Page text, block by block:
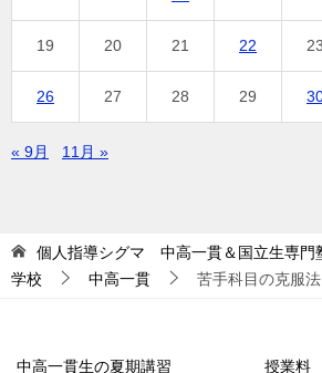
19 20 21 22 23
26 27 28 29
« 9月 11月 »
個人指導シグマ 中高一貫＆国立生専門
学校
中高一貫 苦手科目の克服
中高一貫生の夏期講習 授業料